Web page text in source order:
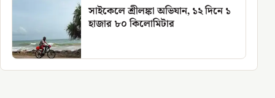
সাইকেলে শ্রীলঙ্কা অভিযান, ১২ দিনে ১
হাজার ৮০ কিলোমিটার